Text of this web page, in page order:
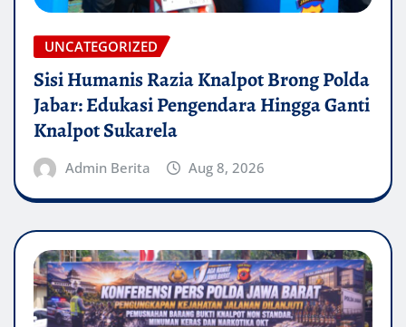
UNCATEGORIZED
Sisi Humanis Razia Knalpot Brong Polda
Jabar: Edukasi Pengendara Hingga Ganti
Knalpot Sukarela
Admin Berita Aug 8, 2026